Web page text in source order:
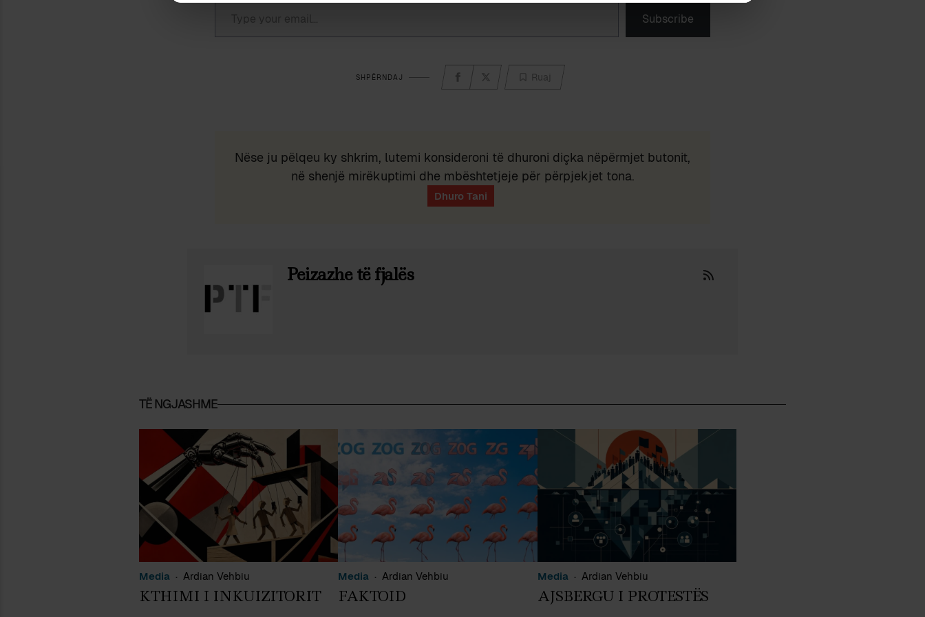
Subscribe
SHPËRNDAJ Ruaj
Nëse ju pëlqeu ky shkrim, lutemi konsideroni të dhuroni diçka nëpërmjet butonit,
në shenjë mirëkuptimi dhe mbështetjeje për përpjekjet tona.
Peizazhe të fjalës
TË NGJASHME
Media Ardian Vehbiu
KTHIMI I INKUIZITORIT
Media Ardian Vehbiu
FAKTOID
Media Ardian Vehbiu
AJSBERGU I PROTESTËS